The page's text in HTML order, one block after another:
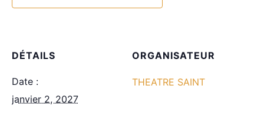
DÉTAILS
Date :
janvier 2, 2027
ORGANISATEUR
THEATRE SAINT